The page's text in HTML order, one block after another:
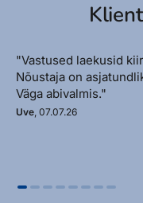
"Vastused laekusid
Nõustaja on
Väga abivalmis."
Uve, 07.07.26